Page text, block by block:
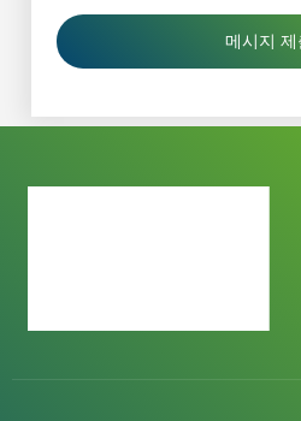
메시지 제